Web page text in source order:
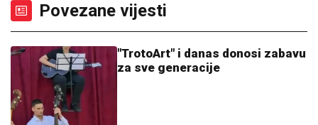
Povezane vijesti
"TrotoArt" i danas donosi zabavu
za sve generacije